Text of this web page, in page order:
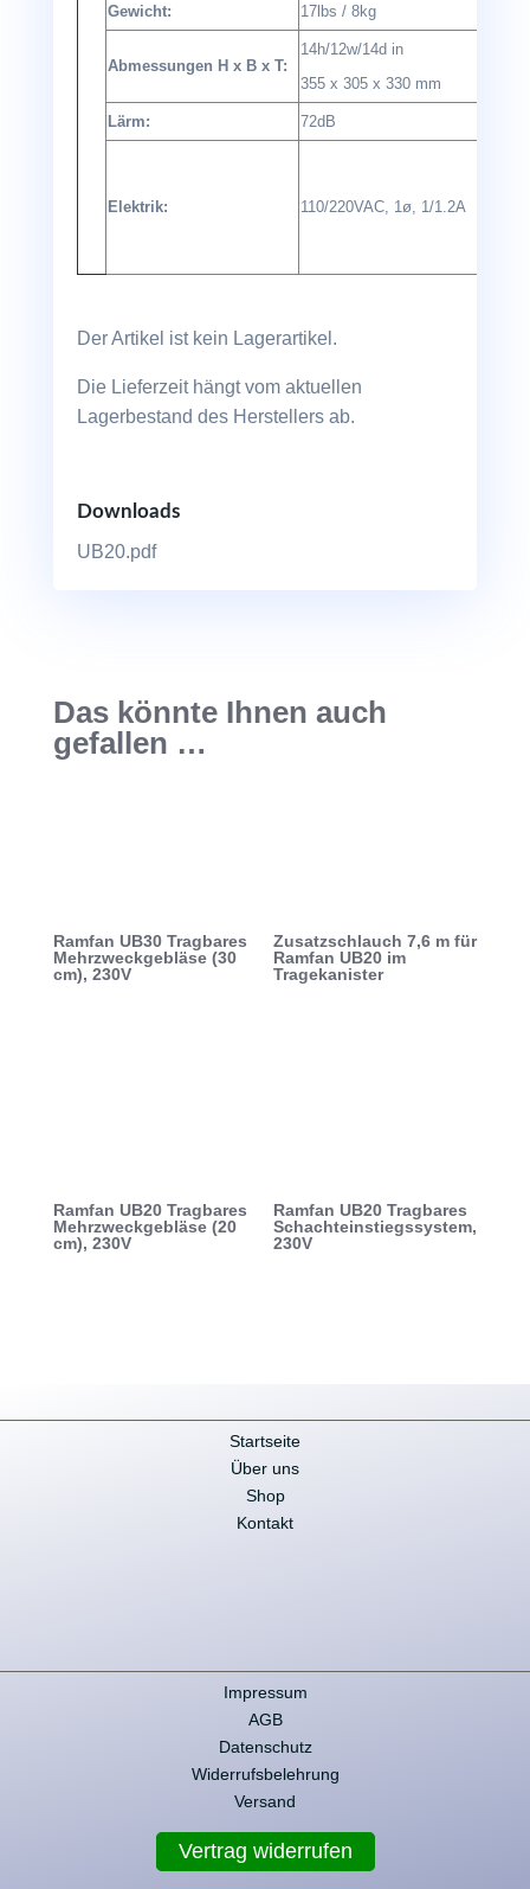
Gewicht: 17lbs / 8kg
Abmessungen H x B x T:
14h/12w/14d in
355 x 305 x 330 mm
Lärm: 72dB
Elektrik: 110/220VAC, 1ø, 1/1.2A
Der Artikel ist kein Lagerartikel.
Die Lieferzeit hängt vom aktuellen
Lagerbestand des Herstellers ab.
Downloads
UB20.pdf
Das könnte Ihnen auch
gefallen …
Ramfan UB30 Tragbares
Mehrzweckgebläse (30
cm), 230V
Zusatzschlauch 7,6 m für
Ramfan UB20 im
Tragekanister
Ramfan UB20 Tragbares
Mehrzweckgebläse (20
cm), 230V
Ramfan UB20 Tragbares
Schachteinstiegssystem,
230V
Startseite
Über uns
Shop
Kontakt
Impressum
AGB
Datenschutz
Widerrufsbelehrung
Versand
Vertrag widerrufen